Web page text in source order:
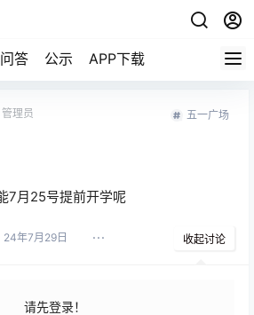
问答 公示 APP下载
管理员
五一广场
7月25号提前开学呢
24年7月29日 收起讨论
请先登录！